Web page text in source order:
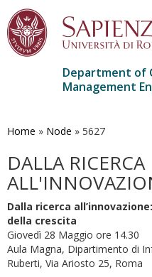
main
Department of
Management
Home » Node » 5627
DALLA RICERCA
Dalla ricerca
della crescita
Giovedì 28 Maggio ore 14.30
Aula Magna, Dipartimento di
Ruberti, Via Ariosto 25, Roma